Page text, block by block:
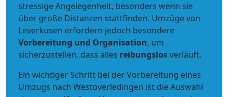
stressige Angelegenheit, besonders wenn sie
über große Distanzen stattfinden. Umzüge von
Leverkusen erfordern jedoch besondere
Vorbereitung und Organisation, um
sicherzustellen, dass alles reibungslosverläuft.
Ein wichtiger Schritt bei der Vorbereitung eines
Umzugs nach Westoverledingen ist die Auswahl